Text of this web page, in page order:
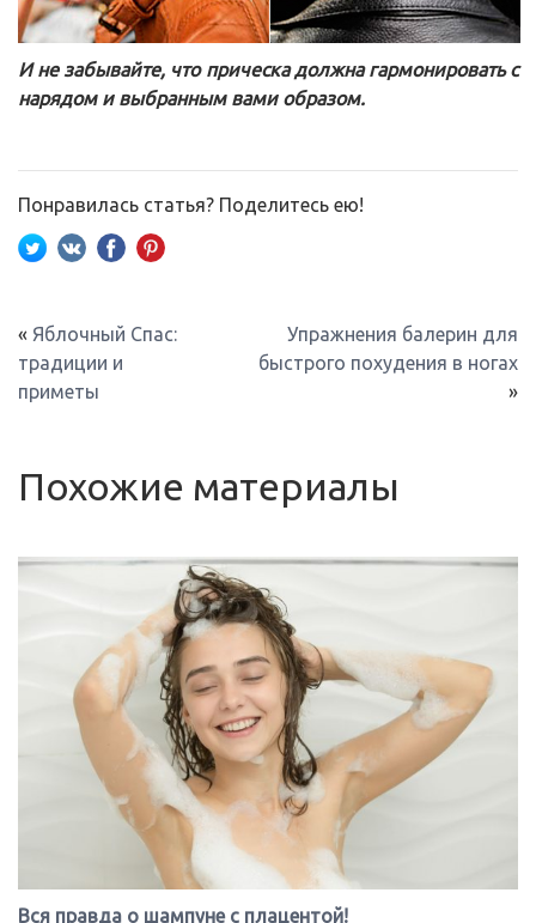
И не забывайте, что прическа должна гармонировать с
нарядом и выбранным вами образом.
Понравилась статья? Поделитесь ею!
« Яблочный Спас:
традиции и
приметы
Упражнения балерин для
быстрого похудения в ногах
»
Похожие материалы
Вся правда о шампуне с плацентой!